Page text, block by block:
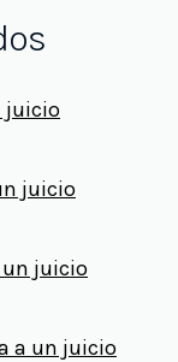
juicio
juicio
un juicio
a un juicio